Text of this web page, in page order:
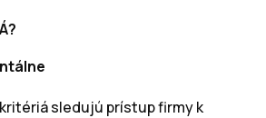
sledujú prístup firmy k